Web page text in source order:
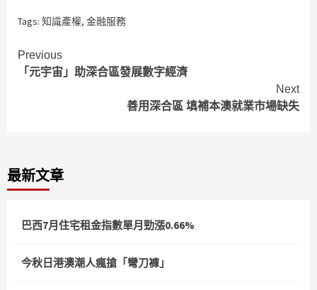
Tags: 知識產權, 金融服務
Continue
Reading
Previous
「元宇宙」助深合區發展數字經濟
Next
善用深合區 填補本澳就業市場缺失
最新文章
巴西7月住宅租金指數單月勁漲0.66%
今秋日港澳潮人瘋搶「彎刀褲」